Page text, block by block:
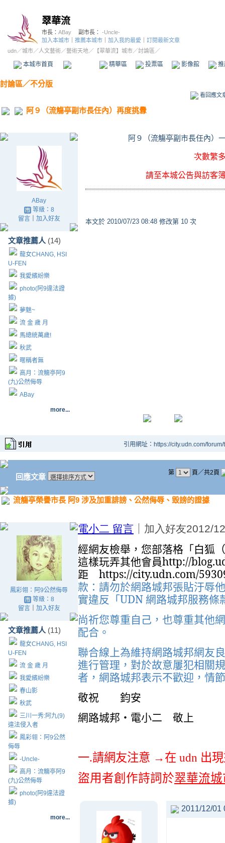
翠華流
市長： ABay 副市長： -Uncle-
加入本城市
推薦本城市 加入我的最愛
訂閱最新文章
udn／城市／人文藝術／藝術天地／ 【翠華流】城市／討論區／
本城市首頁 精華區 投票區 影像館
討論區／不分版
看回應文
阿９（流觴亭副市長任內）再度挑釁
ABay
等級：8
留言｜ 加入好友
文章推薦人 (14)
龍女CHANG, HSI
U-FEN
我愛繽紛樂
photo(阿9違法證
據)
夢魅~
流 金 歲 月
馬總統萬歲!
秋武
暱稱者無
高月：流觴亭阿9
(九)公然侮辱
ABay
more...
阿９（流觴亭副市長任內）
次數繁
請至本城公告與訪客
本文於 2010/07/23 08:48 修改第 10 次
引用網址：https://city.udn.com/
回應文章 第 頁／共2頁
流觴亭榮譽市長 阿9 涉及加重誹謗、公然侮辱、毀謗的證據
鳳彩翎：阿9公然侮辱
等級：8
留言｜ 加入好友
文章推薦人 (11)
龍女CHANG, HSI
U-FEN
流 金 歲 月
我愛繽紛樂
春山影
秋武
三川一秀:阿九(9)
違法侵入者
鳳彩翎：阿9公然
侮辱
-Uncle-
高月：流觴亭阿9
(九)公然侮辱
photo(阿9違法證
據)
more...
電小二 留言 加入好友2012/
經網友檢舉，您部落格「白狐
這樣玩弄其他會員http://
距 https://city.udn.com/
款：請勿於網路城邦張貼汙辱
實違反「UDN 網路城邦服務條
尚祈您尊重自己，也尊重其他
配合。
聯合線上為維持網路城邦網友
進行管理，對於故意屢犯相關
者，網路城邦表示不歡迎，情
敬祝 鈞安
網路城邦‧電小二 敬上
一.請網友注意 →在 udn 出
盜用者創作詩詞於翠華流城
2011/12/01